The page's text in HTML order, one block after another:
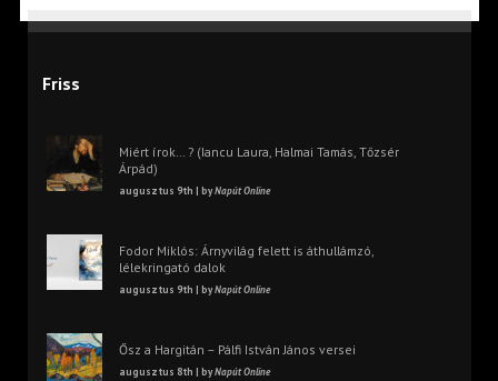
Friss
Miért írok… ? (Iancu Laura, Halmai Tamás, Tőzsér
Árpád)
augusztus 9th | byNapút Online
Fodor Miklós: Árnyvilág felett is áthullámzó,
lélekringató dalok
augusztus 9th | byNapút Online
Ősz a Hargitán – Pálfi István János versei
augusztus 8th | byNapút Online